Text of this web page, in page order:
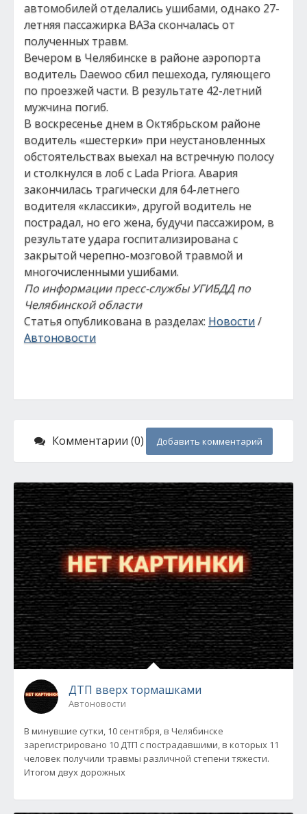
автомобилей отделались ушибами, однако 27-
летняя пассажирка ВАЗа скончалась от
полученных травм.
Вечером в Челябинске в районе аэропорта
водитель Daewoo сбил пешехода, гуляющего
по проезжей части. В результате 42-летний
мужчина погиб.
В воскресенье днем в Октябрьском районе
водитель «шестерки» при неустановленных
обстоятельствах выехал на встречную полосу
и столкнулся в лоб с Lada Priora. Авария
закончилась трагически для 64-летнего
водителя «классики», другой водитель не
пострадал, но его жена, будучи пассажиром, в
результате удара госпитализирована с
закрытой черепно-мозговой травмой и
многочисленными ушибами.
По информации пресс-службы УГИБДД по
Челябинской области
Статья опубликована в разделах: Новости/
Автоновости
Комментарии (0) Добавить комментарий
ДТП вверх тормашками
Автоновости
В минувшие сутки, 10 сентября, в Челябинске
зарегистрировано 10 ДТП с пострадавшими, в которых 11
человек получили травмы различной степени тяжести.
Итогом двух дорожных